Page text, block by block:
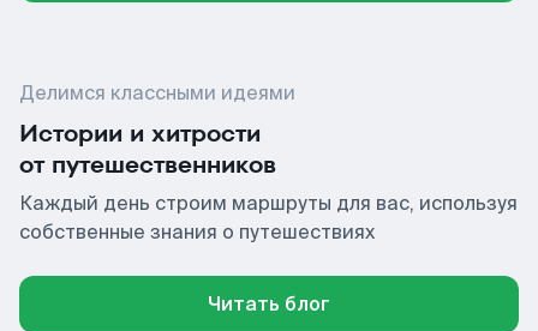
Делимся классными идеями
Истории и хитрости
от путешественников
Каждый день строим маршруты для вас, используя
собственные знания о путешествиях
Читать блог